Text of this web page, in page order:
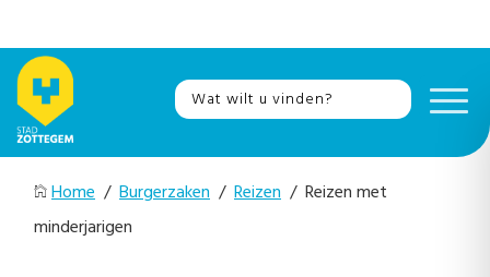
Home / Burgerzaken / Reizen / Reizen met
minderjarigen